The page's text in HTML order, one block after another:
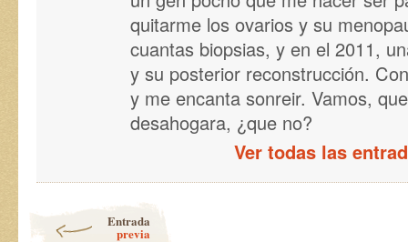
quitarme los ovarios y su
cuantas biopsias, y en el 2011,
y su posterior reconstrucción.
y me encanta sonreir. Vamos,
desahogara, ¿que no?
Ver todas las
Entrada
previa